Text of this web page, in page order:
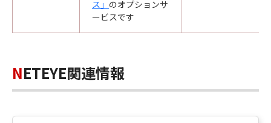
ス」 のオプションサ
ービスです
NETEYE関連情報